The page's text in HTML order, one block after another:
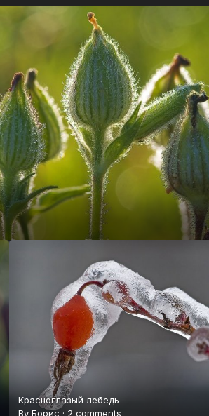
Красноглазый лебедь
By Борис · 2 comments